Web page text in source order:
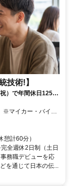
技術!】
）で年間休日125
基づき支給しま
計60分）
全週休2日制（土日
務職デビューを応
を通じて日本の伝...